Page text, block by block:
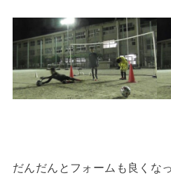
だんだんとフォームも良くな